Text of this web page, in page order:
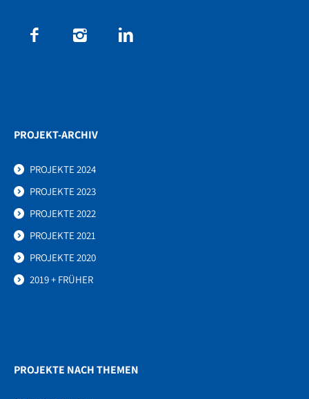
PROJEKT-ARCHIV
PROJEKTE 2024
PROJEKTE 2023
PROJEKTE 2022
PROJEKTE 2021
PROJEKTE 2020
2019 + FRÜHER
PROJEKTE NACH THEMEN